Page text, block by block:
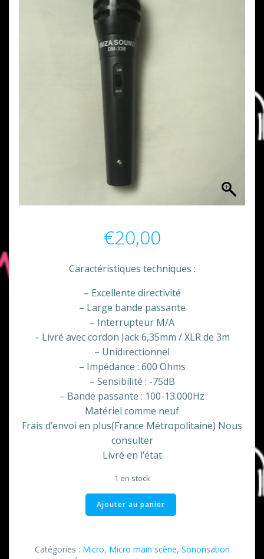
€20,00
Caractéristiques techniques :
– Excellente directivité
– Large bande passante
– Interrupteur M/A
– Livré avec cordon Jack 6,35mm / XLR de 3m
– Unidirectionnel
– Impédance : 600 Ohms
– Sensibilité : -75dB
– Bande passante : 100-13.000Hz
Matériel comme neuf
Frais d’envoi en plus(France Métropolitaine) Nous
consulter
Livré en l’état
1 en stock
quantité
de
Ajouter au panier
Catégories : Micro, Micro main scène, Sonorisation